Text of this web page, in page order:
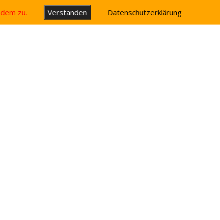
zu. Verstanden Datenschutzerklärung